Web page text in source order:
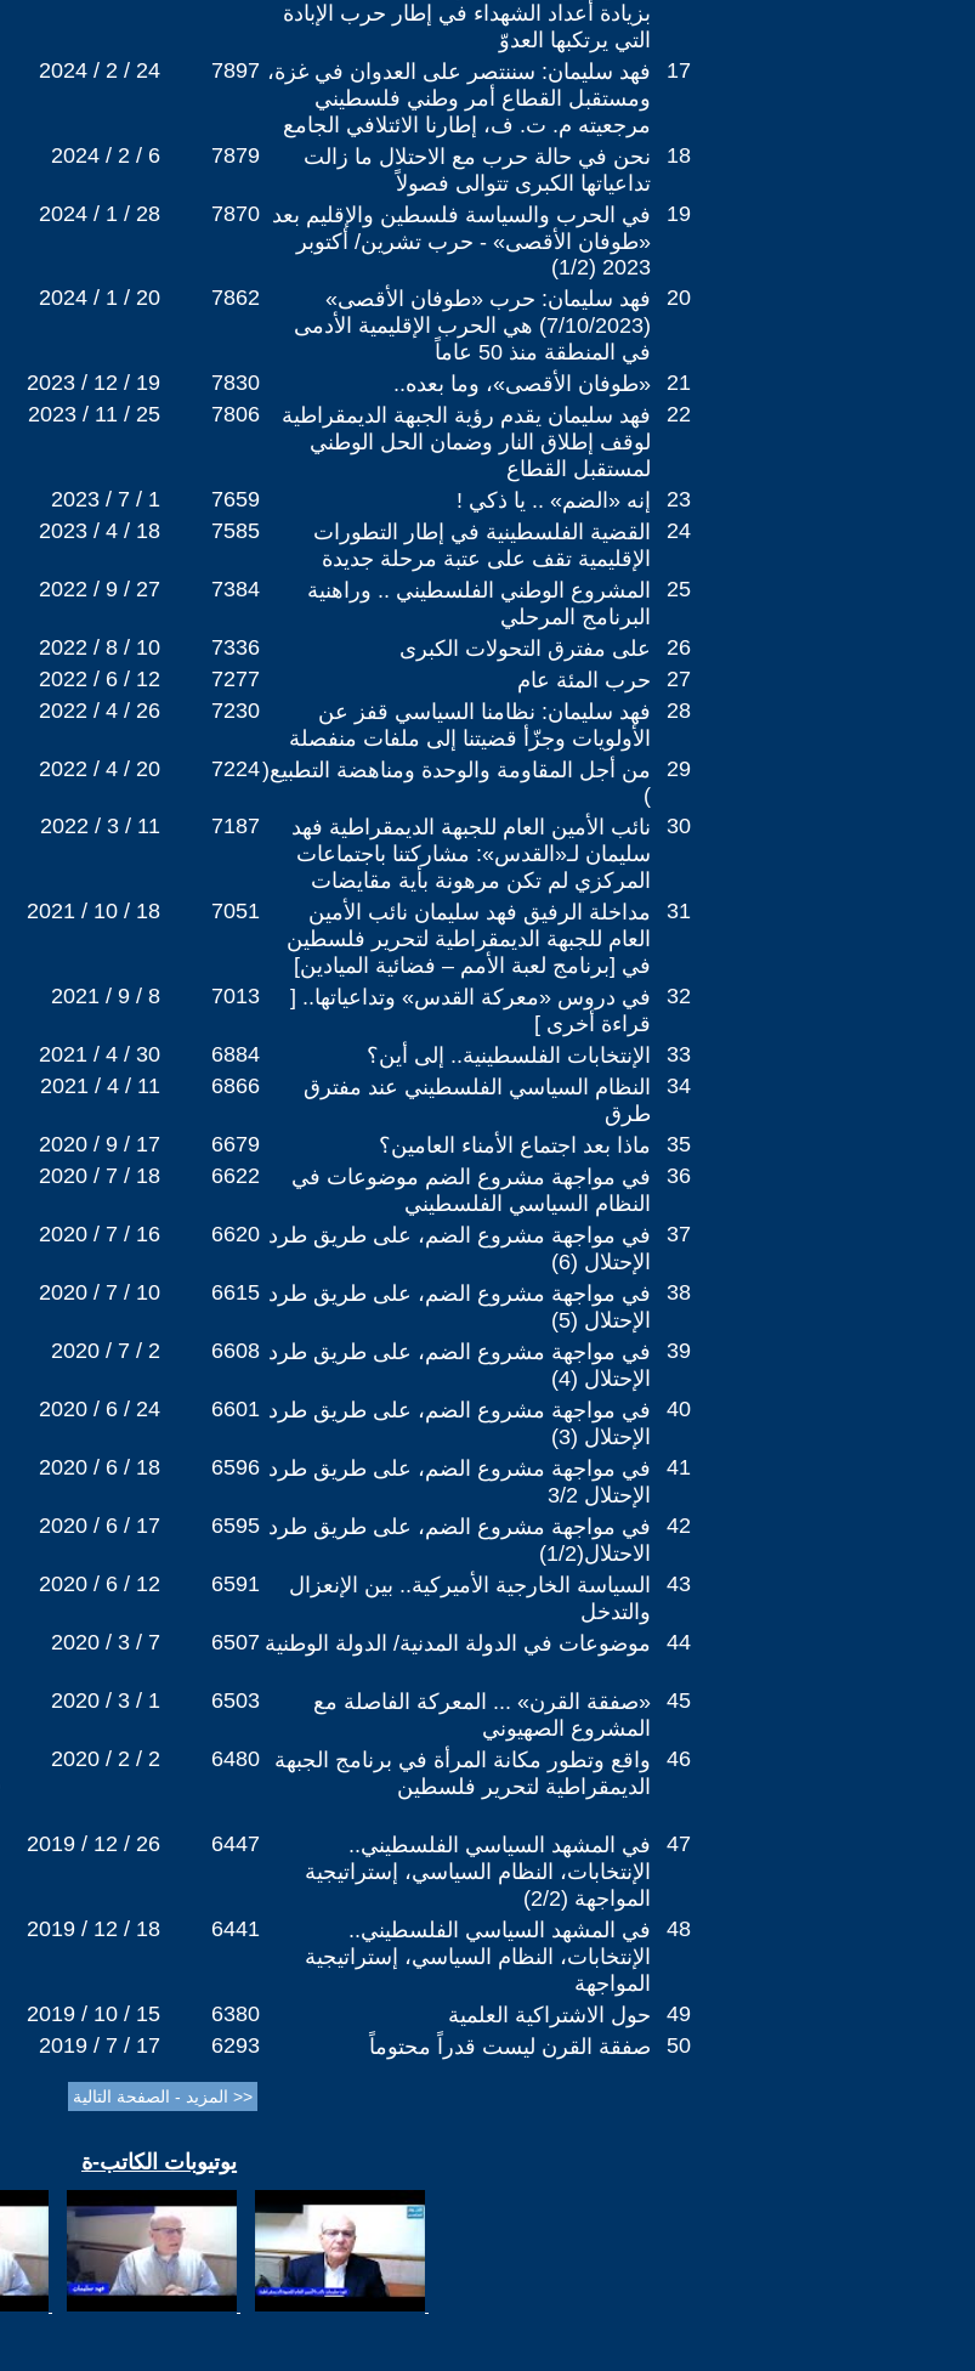
بزيادة أعداد الشهداء في إطار حرب الإبادة
التي يرتكبها العدوّ
2024 / 2 / 24 7897 فهد سليمان: سننتصر على العدوان في غزة،
ومستقبل القطاع أمر وطني فلسطيني
مرجعيته م. ت. ف، إطارنا الائتلافي الجامع
17
2024 / 2 / 6 7879
نحن في حالة حرب مع الاحتلال ما زالت
تداعياتها الكبرى تتوالى فصولاً
18
2024 / 1 / 28 7870 في الحرب والسياسة فلسطين والإقليم بعد
«طوفان الأقصى» - حرب تشرين/ أكتوبر
2023 (1/2)
19
2024 / 1 / 20 7862
فهد سليمان: حرب «طوفان الأقصى»
(7/10/2023) هي الحرب الإقليمية الأدمى
في المنطقة منذ 50 عاماً
20
2023 / 12 / 19 7830 ‏«طوفان الأقصى»، وما بعده..‏
21
2023 / 11 / 25 7806
فهد سليمان يقدم رؤية الجبهة الديمقراطية
لوقف إطلاق النار وضمان الحل الوطني
لمستقبل القطاع
22
2023 / 7 / 1 7659 إنه «الضم» .. يا ذكي !
23
2023 / 4 / 18 7585
القضية الفلسطينية في إطار التطورات
الإقليمية تقف على عتبة مرحلة جديدة
24
2022 / 9 / 27 7384
المشروع الوطني الفلسطيني .. وراهنية
البرنامج المرحلي
25
2022 / 8 / 10 7336 على مفترق التحولات الكبرى
26
2022 / 6 / 12 7277 حرب المئة عام
27
2022 / 4 / 26 7230
فهد سليمان: نظامنا السياسي قفز عن
الأولويات وجزّأ قضيتنا إلى ملفات منفصلة
28
2022 / 4 / 20 7224من أجل المقاومة والوحدة ومناهضة التطبيع(
)
29
2022 / 3 / 11 7187
نائب الأمين العام للجبهة الديمقراطية فهد
سليمان لـ«القدس»: مشاركتنا باجتماعات
المركزي لم تكن مرهونة بأية مقايضات
30
2021 / 10 / 18 7051
مداخلة الرفيق فهد سليمان نائب الأمين
العام للجبهة الديمقراطية لتحرير فلسطين
في [برنامج لعبة الأمم – فضائية الميادين]
31
2021 / 9 / 8 7013
في دروس «معركة القدس» وتداعياتها.. [
قراءة أخرى ]
32
2021 / 4 / 30 6884 الإنتخابات الفلسطينية.. إلى أين؟
33
2021 / 4 / 11 6866
النظام السياسي الفلسطيني عند مفترق
طرق
34
2020 / 9 / 17 6679 ماذا بعد اجتماع الأمناء العامين؟
35
2020 / 7 / 18 6622
في مواجهة مشروع الضم موضوعات في
النظام السياسي الفلسطيني
36
2020 / 7 / 16 6620 في مواجهة مشروع الضم، على طريق طرد
الإحتلال (6)
37
2020 / 7 / 10 6615 في مواجهة مشروع الضم، على طريق طرد
الإحتلال (5)
38
2020 / 7 / 2 6608 في مواجهة مشروع الضم، على طريق طرد
الإحتلال (4)
39
2020 / 6 / 24 6601 في مواجهة مشروع الضم، على طريق طرد
الإحتلال (3)
40
2020 / 6 / 18 6596 في مواجهة مشروع الضم، على طريق طرد
الإحتلال 3/2
41
2020 / 6 / 17 6595 في مواجهة مشروع الضم، على طريق طرد
الاحتلال(1/2)
42
2020 / 6 / 12 6591
السياسة الخارجية الأميركية.. بين الإنعزال
والتدخل
43
2020 / 3 / 7 6507 موضوعات في الدولة المدنية/ الدولة الوطنية 44
2020 / 3 / 1 6503
«صفقة القرن» ... المعركة الفاصلة مع
المشروع الصهيوني
45
2020 / 2 / 2 6480
واقع وتطور مكانة المرأة في برنامج الجبهة
الديمقراطية لتحرير فلسطين
46
2019 / 12 / 26 6447
في المشهد السياسي الفلسطيني..
الإنتخابات، النظام السياسي، إستراتيجية
المواجهة (2/2)
47
2019 / 12 / 18 6441
في المشهد السياسي الفلسطيني..
الإنتخابات، النظام السياسي، إستراتيجية
المواجهة
48
2019 / 10 / 15 6380 حول الاشتراكية العلمية
49
2019 / 7 / 17 6293 صفقة القرن ليست قدراً محتوماً 50
يوتيوبات الكاتب-ة